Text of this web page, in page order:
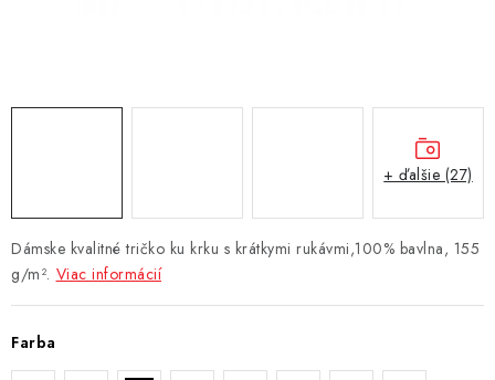
Dámske kvalitné tričko ku krku s krátkymi rukávmi,100% bavlna, 155
g/m². Viac informácií
Farba
+ ďalšie (27)